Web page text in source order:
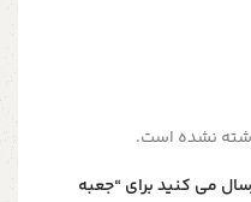
نشده است.
می کنید برای “جعبه